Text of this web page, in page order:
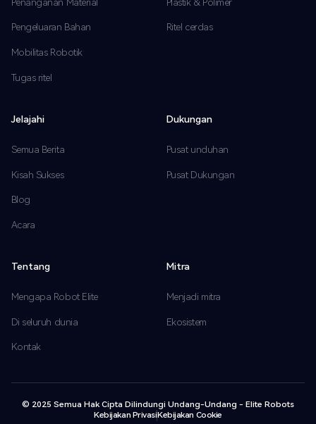
Pengeluaran Bahan
Mobilitas Robotik
Tugas ritel
Ritel cerdas
Jelajahi
Semua Berita
Kisah Sukses
Blog
Acara
Dukungan
Pusat unduhan
Pusat Dukungan
Tentang
Mengapa Robot Elite
Di seluruh dunia
Kontak
Mitra
Menjadi mitra
Ekosistem
© 2025 Semua Hak Cipta Dilindungi Undang-Undang - Elite Robots
Kebijakan PrivasiKebijakan Cookie